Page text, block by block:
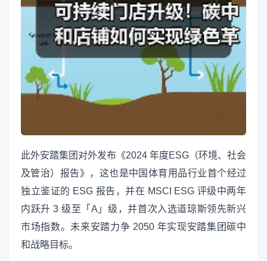
此外安踏集团对外发布《2024 年度ESG（环境、社会
及管治）报告》，这也是中国体育用品行业首个经过
独立鉴证的 ESG 报告，并在 MSCI ESG 评级中两年
内跃升 3 级至「A」级，并首次入选道琼斯领先新兴
市场指数。未来安踏力争 2050 年实现安踏集团碳中
和战略目标。